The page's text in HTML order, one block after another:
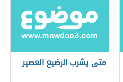
متى يشرب الرضيع العصير